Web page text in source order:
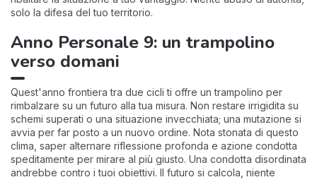
solo la difesa del tuo territorio.
Anno Personale 9: un trampolino
verso domani
Quest'anno frontiera tra due cicli ti offre un trampolino per
rimbalzare su un futuro alla tua misura. Non restare irrigidita su
schemi superati o una situazione invecchiata; una mutazione si
avvia per far posto a un nuovo ordine. Nota stonata di questo
clima, saper alternare riflessione profonda e azione condotta
speditamente per mirare al più giusto. Una condotta disordinata
andrebbe contro i tuoi obiettivi. Il futuro si calcola, niente